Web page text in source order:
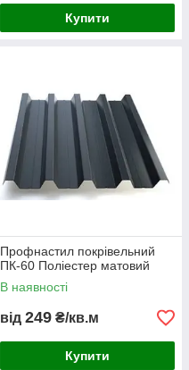
Купити
Профнастил покрівельний
ПК-60 Поліестер матовий
В наявності
від 249 ₴/кв.м
Купити